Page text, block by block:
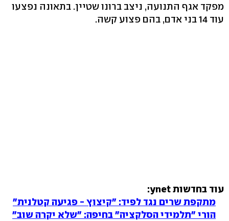
מפקד אגף התנועה, ניצב ברונו שטיין. בתאונה נפצעו
עוד 14 בני אדם, בהם פצוע קשה.
עוד בחדשות ynet:
מתקפת שרים נגד לפיד: "קיצוץ - פגיעה קטלנית"
הורי "תלמידי הסלקציה" בחיפה: "שלא יקרה שוב"